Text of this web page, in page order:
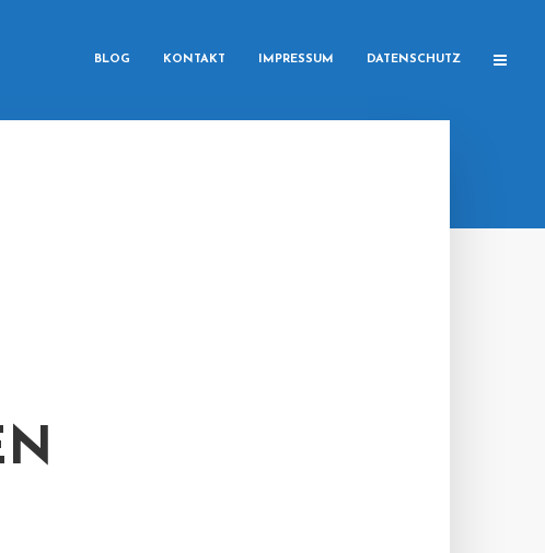
BLOG KONTAKT IMPRESSUM DATENSCHUTZ